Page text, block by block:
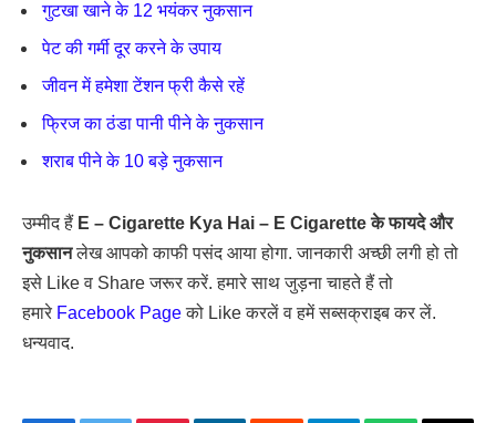
गुटखा खाने के 12 भयंकर नुकसान
पेट की गर्मी दूर करने के उपाय
जीवन में हमेशा टेंशन फ्री कैसे रहें
फ्रिज का ठंडा पानी पीने के नुकसान
शराब पीने के 10 बड़े नुकसान
उम्मीद हैं E – Cigarette Kya Hai – E Cigarette के फायदे और
नुकसानलेख आपको काफी पसंद आया होगा. जानकारी अच्छी लगी हो तो
इसे Like व Share जरूर करें. हमारे साथ जुड़ना चाहते हैं तो
हमारे Facebook Pageको Like करलें व हमें सब्सक्राइब कर लें.
धन्यवाद.